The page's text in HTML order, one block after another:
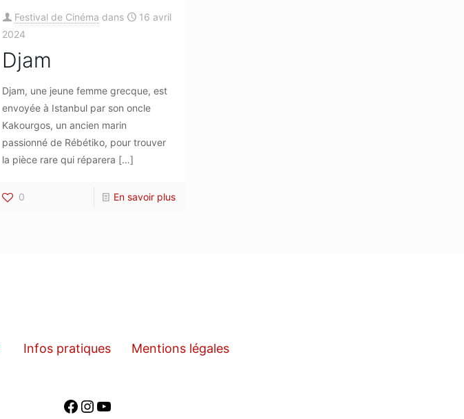
Festival de Cinéma dans
16 avril
2024
Djam
Djam, une jeune femme grecque, est
envoyée à Istanbul par son oncle
Kakourgos, un ancien marin
passionné de Rébétiko, pour trouver
la pièce rare qui réparera […]
0 En savoir plus
Infos pratiques Mentions légales
Facebook
Instagram
YouTube